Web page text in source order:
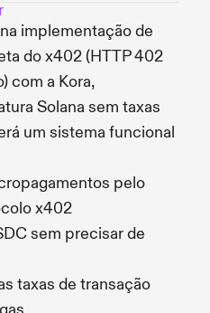
implementação de
do x402 (HTTP 402
com a Kora,
Solana sem taxas
um sistema funcional
pelo
x402
sem precisar de
taxas de transação